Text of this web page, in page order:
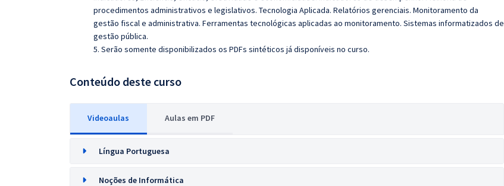
procedimentos administrativos e legislativos. Tecnologia Aplicada. Relatórios gerenciais. Monitoramento da
gestão fiscal e administrativa. Ferramentas tecnológicas aplicadas ao monitoramento. Sistemas informatizados de
gestão pública.
5. Serão somente disponibilizados os PDFs sintéticos já disponíveis no curso.
Conteúdo deste curso
Videoaulas Aulas em PDF
Língua Portuguesa
Noções de Informática